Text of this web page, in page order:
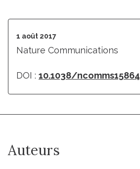
1 août 2017
Nature Communications
DOI : 10.1038/ncomms15864
Auteurs